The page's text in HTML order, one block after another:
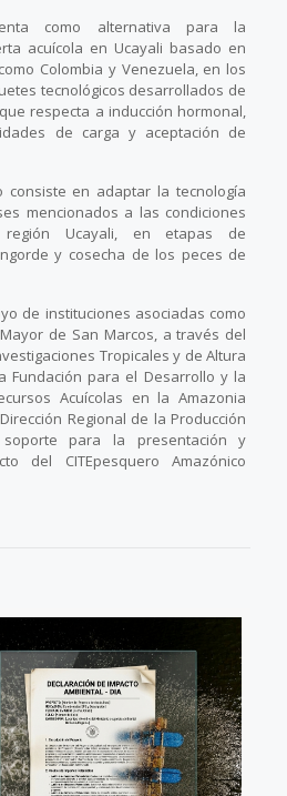
como alternativa para la
acuícola en Ucayali basado en
Colombia y Venezuela, en los
tecnológicos desarrollados de
respecta a inducción hormonal,
de carga y aceptación de
consiste en adaptar la tecnología
mencionados a las condiciones
Ucayali, en etapas de
y cosecha de los peces de
de instituciones asociadas como
de San Marcos, a través del
Tropicales y de Altura
Fundación para el Desarrollo y la
Acuícolas en la Amazonia
Regional de la Producción
para la presentación y
del CITEpesquero Amazónico